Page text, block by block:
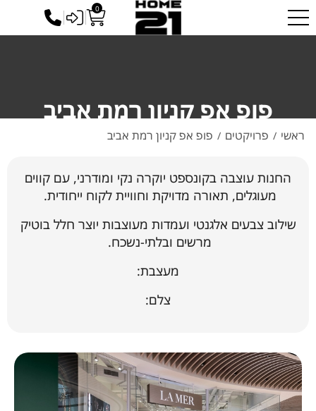
ייתכנו עיכובים בזמני האספקה עקב המצב הביטחוני המשתנה. אנו
עושים את מירב המאמצים לספק לכם את הזמנתכם בהקדם.
0
כניסה
פופ אפ קניון רמת אביב
ראשי / פרויקטים / פופ אפ קניון רמת אביב
החנות עוצבה בקונספט יוקרה נקי ומודרני, עם קווים
מעוגלים, תאורה מדויקת וחוויית לקוח ייחודית.
שילוב צבעים אלגנטי ועמדות מעוצבות יוצר חלל בוטיק
מרשים ובלתי-נשכח.
מעצבת:
צלם: